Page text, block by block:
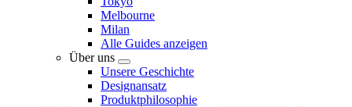
Melbourne
Milan
Alle Guides anzeigen
Über uns
Unsere Geschichte
Designansatz
Produktphilosophie